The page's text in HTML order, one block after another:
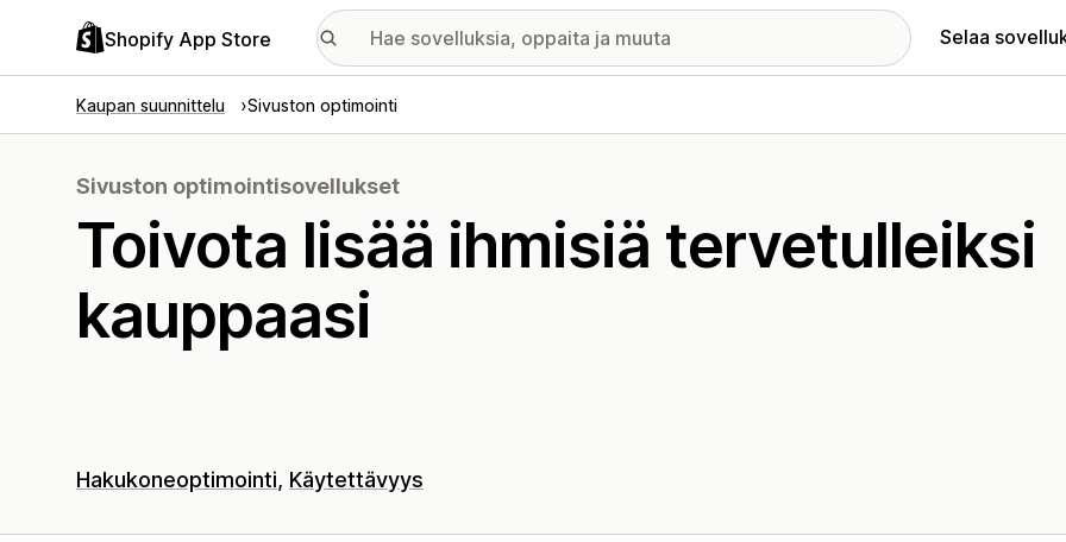
Shopify App Store Selaa
Kaupan suunnittelu Sivuston optimointi
Sivuston optimointisovellukset
Toivota lisää ihmisiä tervetulleiksi
kauppaasi
Hakukoneoptimointi Käytettävyys